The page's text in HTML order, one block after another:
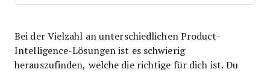
Bei der Vielzahl an unterschiedlichen Product-
Intelligence-Lösungen ist es schwierig
herauszufinden, welche die richtige für dich ist. Du